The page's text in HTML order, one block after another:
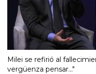
Milei se refirió al
vergüenza pensar..."